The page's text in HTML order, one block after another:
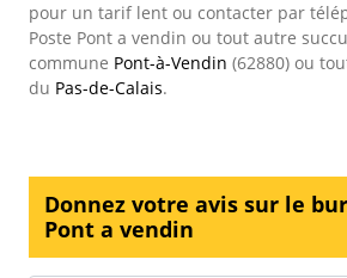
pour un tarif lent ou contacter par
Poste Pont a vendin ou tout autre
commune Pont-à-Vendin (62880) ou
du Pas-de-Calais.
Donnez votre avis sur le
Pont a vendin